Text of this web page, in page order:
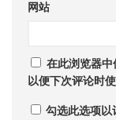
网站
在此浏览器中
以便下次评论时使
勾选此选项以